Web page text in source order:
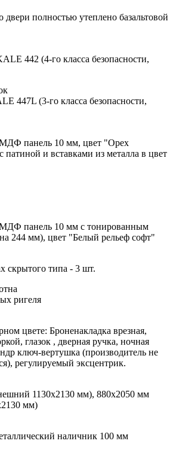
двери полностью утеплено базальтовой
442 (4-го класса безопасности,
447L (3-го класса безопасности,
МДФ панель 10 мм, цвет "Орех
патиной и вставками из металла в цвет
МДФ панель 10 мм с тонированным
244 мм), цвет "Белый рельеф софт"
скрытого типа - 3 шт.
ригеля
цвете: Броненакладка врезная,
глазок , дверная ручка, ночная
ключ-вертушка (производитель не
регулируемый эксцентрик.
1130х2130 мм), 880х2050 мм
мм)
наличник 100 мм